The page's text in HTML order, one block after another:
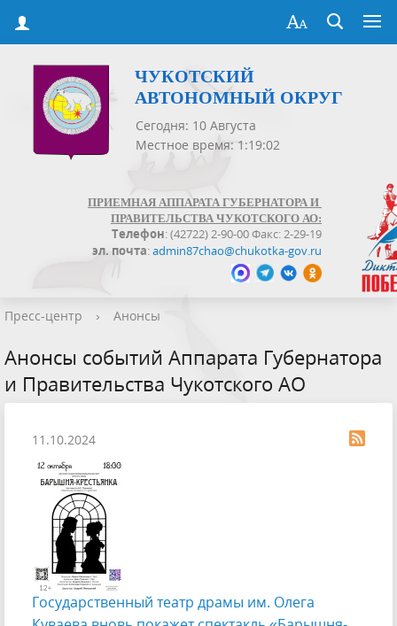
ЧУКОТСКИЙ
АВТОНОМНЫЙ ОКРУГ
Сегодня: 10 Августа
Местное время: 1:19:03
ПРИЕМНАЯ АППАРАТА ГУБЕРНАТОРА И
ПРАВИТЕЛЬСТВА ЧУКОТСКОГО АО:
Телефон: (42722) 2-90-00 Факс: 2-29-19
эл. почта:admin87chao@chukotka-gov.ru
Пресс-центр › Анонсы
Анонсы событий Аппарата Губернатора
и Правительства Чукотского АО
11.10.2024
Государственный театр драмы им. Олега